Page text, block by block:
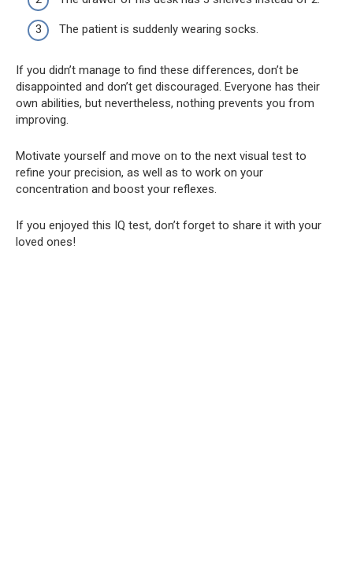
The patient is suddenly wearing socks.
If you didn’t manage to find these differences, don’t be
disappointed and don’t get discouraged. Everyone has their
own abilities, but nevertheless, nothing prevents you from
improving.
Motivate yourself and move on to the next visual test to
refine your precision, as well as to work on your
concentration and boost your reflexes.
If you enjoyed this IQ test, don’t forget to share it with your
loved ones!